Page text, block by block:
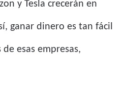
y Tesla crecerán en
ganar dinero es tan fácil
esas empresas,